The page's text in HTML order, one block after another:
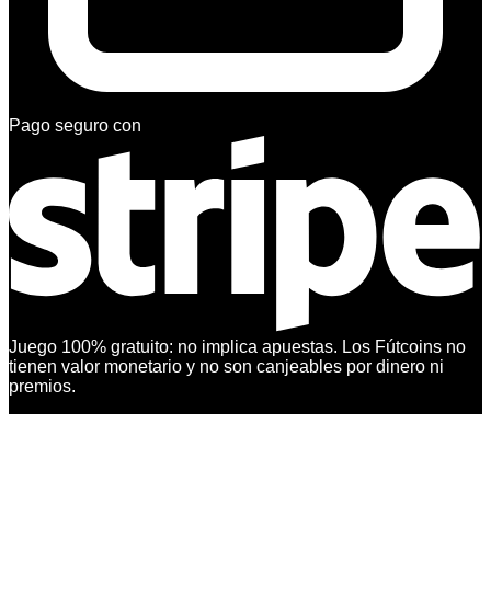
Pago seguro con
Juego 100% gratuito: no implica apuestas. Los Fútcoins no
tienen valor monetario y no son canjeables por dinero ni
premios.